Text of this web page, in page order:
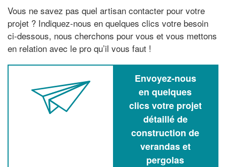
Vous ne savez pas quel artisan contacter pour votre
projet ? Indiquez-nous en quelques clics votre besoin
ci-dessous, nous cherchons pour vous et vous mettons
en relation avec le pro qu’il vous faut !
Envoyez-nous
en quelques
clics votre projet
détaillé de
construction de
verandas et
pergolas